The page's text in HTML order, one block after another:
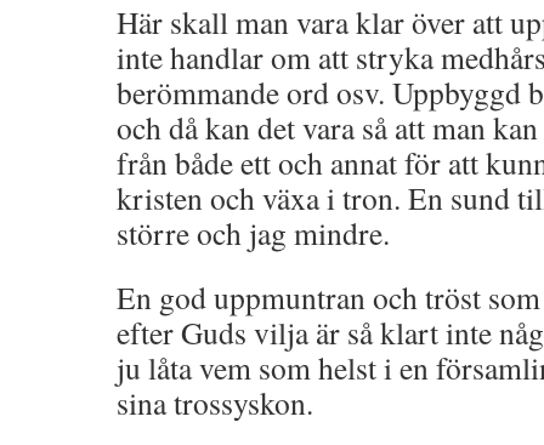
Här skall man vara klar över att
inte handlar om att stryka
berömmande ord osv. Uppbyggd
och då kan det vara så att man
från både ett och annat för att
kristen och växa i tron. En sund
större och jag mindre.
En god uppmuntran och tröst
efter Guds vilja är så klart inte
ju låta vem som helst i en
sina trossyskon.